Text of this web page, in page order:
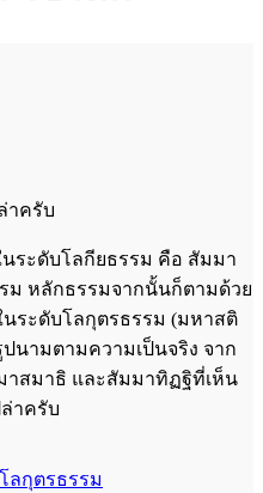
าครับ
ระดับโลกียธรรม คือ สัมมา
ม หลักธรรมจากนั้นก็ตามด้วย
ระดับโลกุตรธรรม (มหาสติ
นามตามความเป็นจริง จาก
าสมาธิ และสัมมาทิฏฐิที่เห็น
าครับ
โลกุตรธรรม